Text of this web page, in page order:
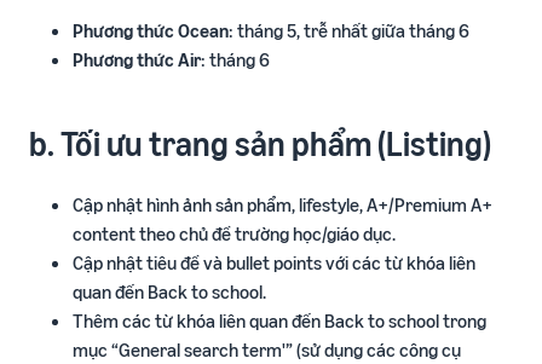
Phương thức Ocean: tháng 5, trễ nhất giữa tháng 6
Phương thức Air: tháng 6
b. Tối ưu trang sản phẩm (Listing)
Cập nhật hình ảnh sản phẩm, lifestyle, A+/Premium A+
content theo chủ đề trường học/giáo dục.
Cập nhật tiêu đề và bullet points với các từ khóa liên
quan đến Back to school.
Thêm các từ khóa liên quan đến Back to school trong
mục “General search term'” (sử dụng các công cụ